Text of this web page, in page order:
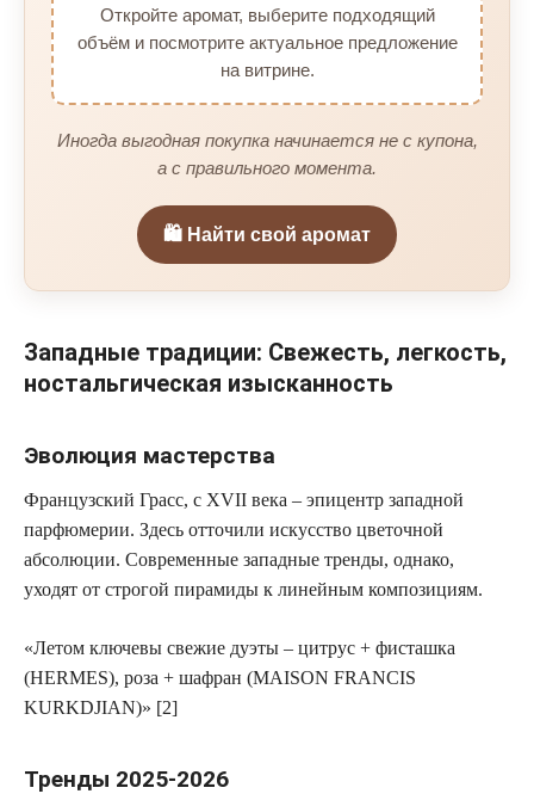
Откройте аромат, выберите подходящий
объём и посмотрите актуальное предложение
на витрине.
Иногда выгодная покупка начинается не с купона,
а с правильного момента.
🛍️ Найти свой аромат
Западные традиции: Свежесть, легкость,
ностальгическая изысканность
Эволюция мастерства
Французский Грасс, с XVII века – эпицентр западной
парфюмерии. Здесь отточили искусство цветочной
абсолюции. Современные западные тренды, однако,
уходят от строгой пирамиды к линейным композициям.
«Летом ключевы свежие дуэты – цитрус + фисташка
(HERMES), роза + шафран (MAISON FRANCIS
KURKDJIAN)» [2]
Тренды 2025-2026